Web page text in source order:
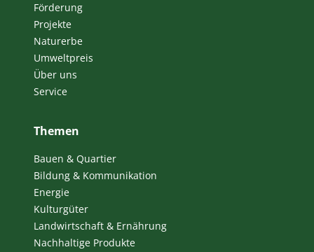
Förderung
Projekte
Naturerbe
Umweltpreis
Über uns
Service
Themen
Bauen & Quartier
Bildung & Kommunikation
Energie
Kulturgüter
Landwirtschaft & Ernährung
Nachhaltige Produkte